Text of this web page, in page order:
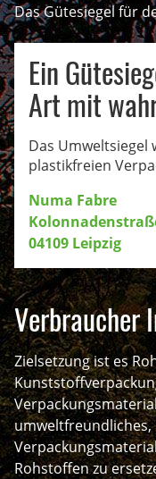
Das Gütesiegel für
Ein
Art mit
Das Umweltsiegel
plastikfreien
Numa Fabre
04109 Leipzig
Verbraucher
Zielsetzung ist es
umweltfreundliches,
Rohstoffen zu